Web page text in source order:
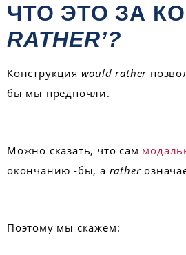
ЧТО ЭТО ЗА
RATHER’?
Конструкция would rather
бы мы предпочли.
Можно сказать, что сам
окончанию -бы, а rather
Поэтому мы скажем: